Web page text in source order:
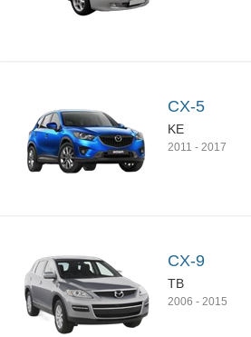
CX-5
KE
2011 - 2017
CX-9
TB
2006 - 2015